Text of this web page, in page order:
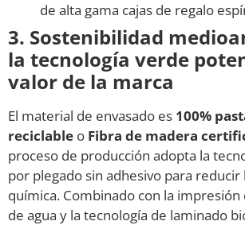
de alta gama cajas de regalo
3. Sostenibilidad
la tecnología verde
valor de la marca
El material de envasado es 100%
reciclable o Fibra de madera
proceso de producción adopta la
por plegado sin adhesivo para
química. Combinado con la impresión
de agua y la tecnología de laminado